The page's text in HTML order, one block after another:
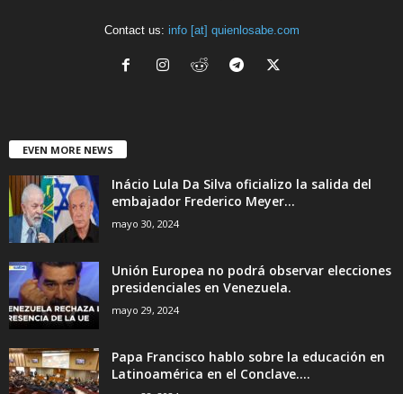
Contact us: info [at] quienlosabe.com
EVEN MORE NEWS
Inácio Lula Da Silva oficializo la salida del
embajador Frederico Meyer...
mayo 30, 2024
Unión Europea no podrá observar elecciones
presidenciales en Venezuela.
mayo 29, 2024
Papa Francisco hablo sobre la educación en
Latinoamérica en el Conclave....